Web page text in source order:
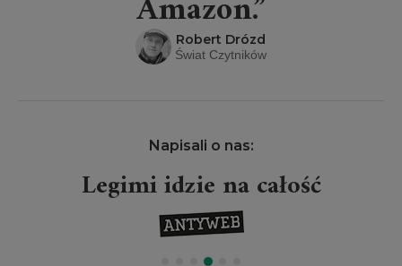
Robert Drózd
Świat Czytników
Napisali o nas:
Legimi idzie na całość